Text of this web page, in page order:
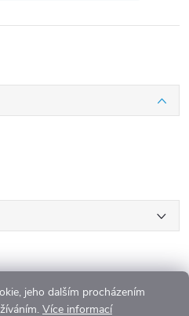
jeho dalším procházením
Více informací